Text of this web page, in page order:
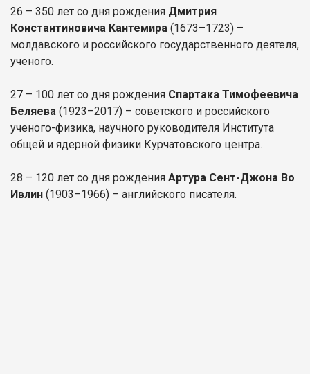
26 – 350 лет со дня рождения Дмитрия
Константиновича Кантемира (1673–1723) –
молдавского и российского государственного деятеля,
ученого.
27 – 100 лет со дня рождения Спартака Тимофеевича
Беляева (1923–2017) – советского и российского
ученого-физика, научного руководителя Института
общей и ядерной физики Курчатовского центра.
28 – 120 лет со дня рождения Артура Сент-Джона Во
Ивлин (1903–1966) – английского писателя.